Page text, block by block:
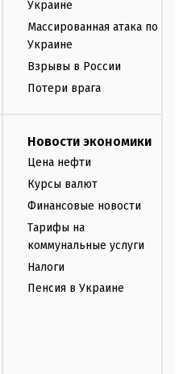
Украине
Массированная атака по
Украине
Взрывы в России
Потери врага
Новости экономики
Цена нефти
Курсы валют
Финансовые новости
Тарифы на
коммунальные услуги
Налоги
Пенсия в Украине